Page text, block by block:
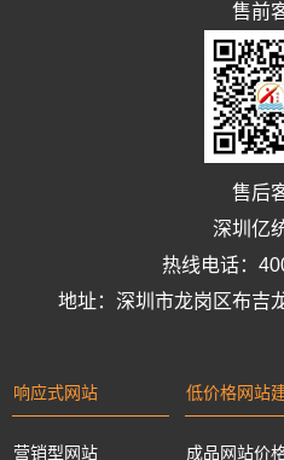
售前
售后
深圳亿
热线电话：
地址：深圳市龙岗区布吉
响应式网站
营销型网站
低价格网站
成品网站价